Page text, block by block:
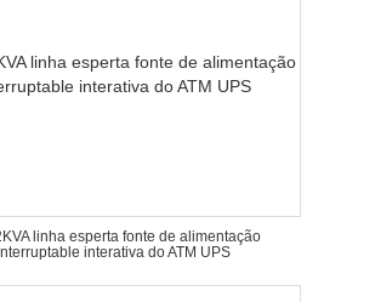
linha esperta fonte de alimentação
interativa do ATM UPS